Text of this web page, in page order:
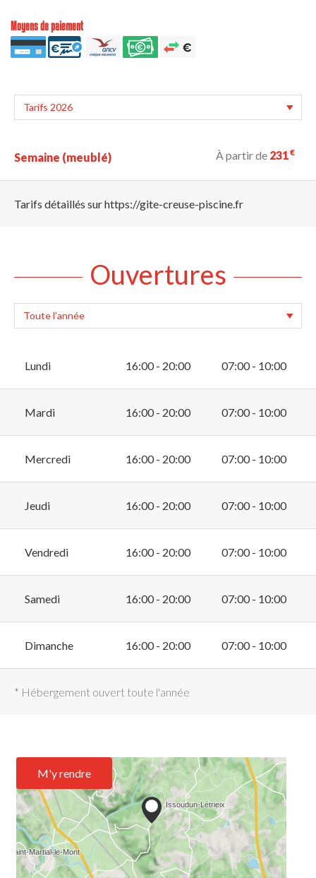
Moyens de paiement
Semaine (meublé) À partir de 231€
Tarifs détaillés sur https://gite-creuse-piscine.fr
Ouvertures
Lundi 16:00 - 20:00 07:00 - 10:00
Mardi 16:00 - 20:00 07:00 - 10:00
Mercredi 16:00 - 20:00 07:00 - 10:00
Jeudi 16:00 - 20:00 07:00 - 10:00
Vendredi 16:00 - 20:00 07:00 - 10:00
Samedi 16:00 - 20:00 07:00 - 10:00
Dimanche 16:00 - 20:00 07:00 - 10:00
* Hébergement ouvert toute l'année
M'y rendre